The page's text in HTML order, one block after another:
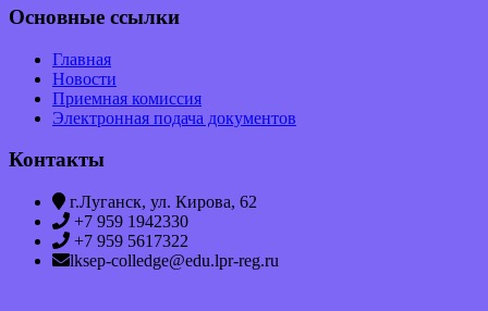
Основные ссылки
Главная
Новости
Приемная комиссия
Электронная подача документов
Контакты
г.Луганск, ул. Кирова, 62
+7 959 1942330
+7 959 5617322
lksep-colledge@edu.lpr-reg.ru